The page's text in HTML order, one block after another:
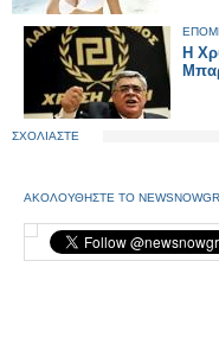
Η
ΣΧΟΛΙΑΣΤΕ
ΑΚΟΛΟΥΘΗΣΤΕ ΤΟ